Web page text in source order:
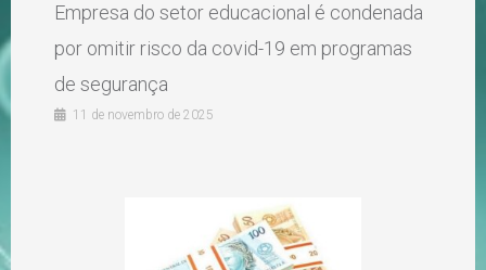
Empresa do setor educacional é condenada
por omitir risco da covid-19 em programas
de segurança
11 de novembro de 2025